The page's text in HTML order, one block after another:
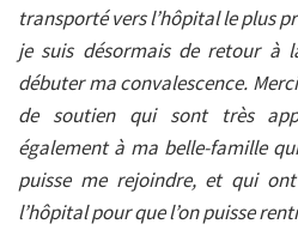
transporté vers l’hôpital le plus
je suis désormais de retour à
débuter ma convalescence.
de soutien qui sont très
également à ma belle-famille
puisse me rejoindre, et qui
l’hôpital pour que l’on puisse